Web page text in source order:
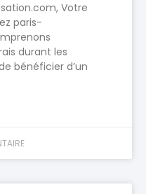
Votre
paris-
durant les
bénéficier d’un